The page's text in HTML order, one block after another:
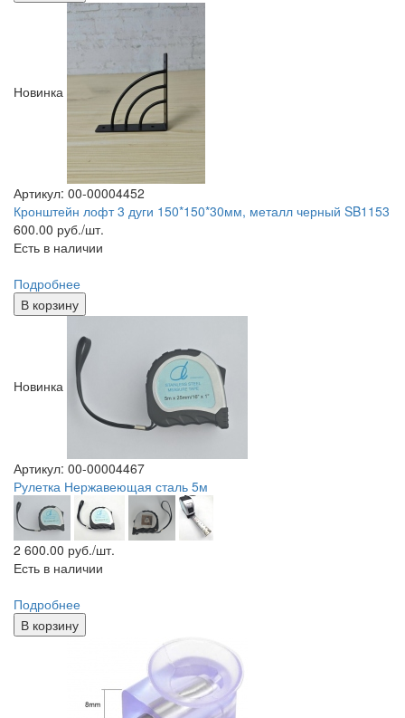
Новинка
Артикул: 00-00004452
Кронштейн лофт 3 дуги 150*150*30мм, металл черный SB1153
600.00 руб./шт.
Есть в наличии
Подробнее
В корзину
Новинка
Артикул: 00-00004467
Рулетка Нержавеющая сталь 5м
2 600.00 руб./шт.
Есть в наличии
Подробнее
В корзину